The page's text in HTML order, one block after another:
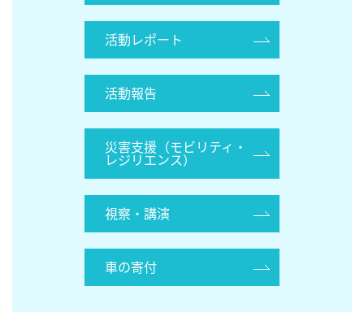
活動レポート
活動報告
災害支援（モビリティ・
レジリエンス）
視察・講演
車の寄付